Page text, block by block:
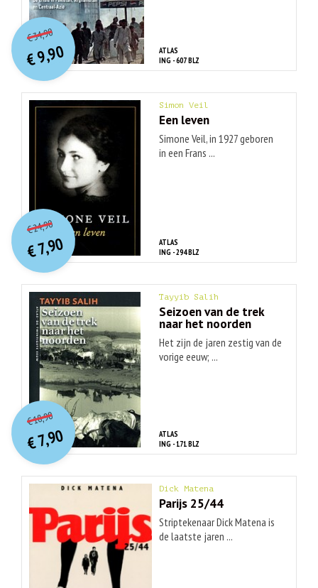
ATLAS
ING - 607 BLZ
€34,90O
orspr
onkelijke
prijs
was:
€ 34,90.
€9,90
Huidige
prijs
is:
€ 9,90.
Simon Veil
Een leven
Simone Veil, in 1927 geboren
in een Frans ...
ATLAS
ING - 294 BLZ
€24,90O
orspr
onkelijke
prijs
was:
€ 24,90.
€7,90
Huidige
prijs
is:
€ 7,90.
Tayyib Salih
Seizoen van de trek
naar het noorden
Het zijn de jaren zestig van de
vorige eeuw; ...
ATLAS
ING - 171 BLZ
€18,90O
orspr
onkelijke
prijs
was:
€ 18,90.
€7,90
Huidige
prijs
is:
€ 7,90.
Dick Matena
Parijs 25/44
Striptekenaar Dick Matena is
de laatste jaren ...